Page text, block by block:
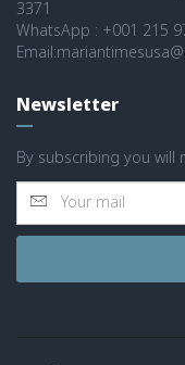
3371
WhatsApp : +001 215
Newsletter
By subscribing you will